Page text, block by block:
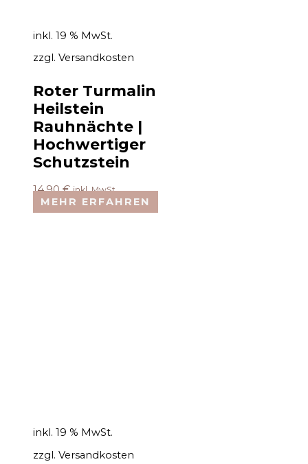
inkl. 19 % MwSt.
zzgl. Versandkosten
Roter Turmalin
Heilstein
Rauhnächte |
Hochwertiger
Schutzstein
14,90€ inkl. MwSt.
MEHR ERFAHREN
inkl. 19 % MwSt.
zzgl. Versandkosten